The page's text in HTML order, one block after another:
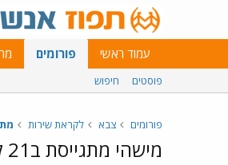
עמוד ראשי פורומים
פוסטים חיפוש
פורומים צבא לקראת שירות
מישהי מתגייסת ב21 לפברואר למודיעין?